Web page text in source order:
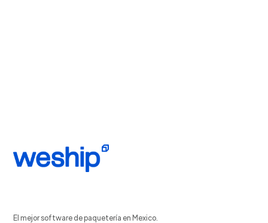
El mejor software de paquetería en Mexico.